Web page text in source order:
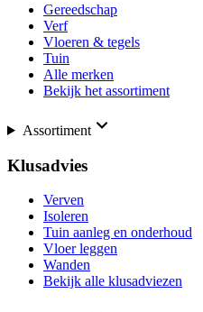
Gereedschap
Verf
Vloeren & tegels
Tuin
Alle merken
Bekijk het assortiment
Assortiment
Klusadvies
Verven
Isoleren
Tuin aanleg en onderhoud
Vloer leggen
Wanden
Bekijk alle klusadviezen